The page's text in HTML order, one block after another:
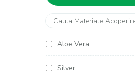
Aloe Vera
Silver